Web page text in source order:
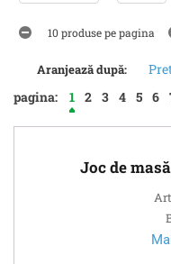
10 produse pe pagina
Aranjează după:
pagina:
1 2 3 4 5 6
Joc de